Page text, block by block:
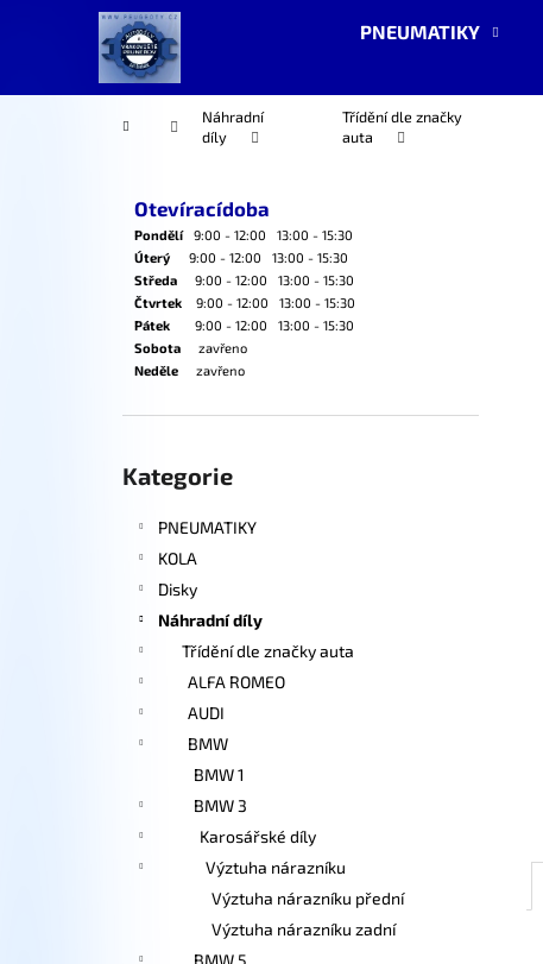
PNEUMATIKY
Domů
Náhradní
díly
Třídění dle značky
auta
Otevíracídoba
Pondělí9:00 - 12:00 13:00 - 15:30
Úterý
9:00 - 12:00 13:00 - 15:30
Středa 9:00 - 12:00 13:00 - 15:30
Čtvrtek 9:00 - 12:00 13:00 - 15:30
Pátek 9:00 - 12:00 13:00 - 15:30
Sobota zavřeno
Neděle zavřeno
kategorie
Kategorie
PNEUMATIKY
KOLA
Disky
Náhradní díly
Třídění dle značky auta
ALFA ROMEO
AUDI
BMW
BMW 1
BMW 3
Karosářské díly
Výztuha nárazníku
Výztuha nárazníku přední
Výztuha nárazníku zadní
BMW 5
í
Zpět
do
Zpět
do